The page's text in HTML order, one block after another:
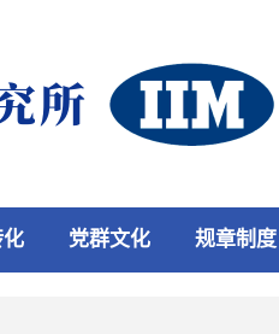
党群文化 规章制度